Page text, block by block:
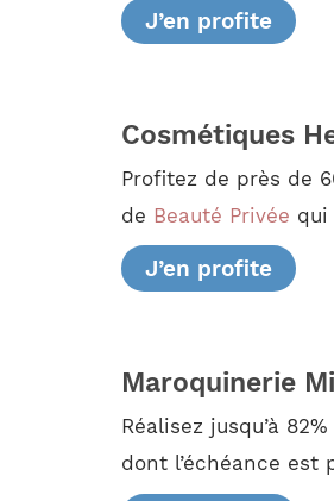
J’en profite
Cosmétiques
Profitez de près de
de Beauté Privée qui
J’en profite
Maroquinerie
Réalisez jusqu’à
dont l’échéance est